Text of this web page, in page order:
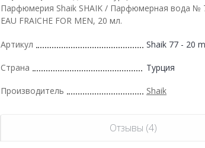
Парфюмерия Shaik SHAIK / Парфюмерная вода №
EAU FRAICHE FOR MEN, 20 мл.
Артикул Shaik 77 - 20
Страна Турция
Производитель Shaik
Отзывы (4)